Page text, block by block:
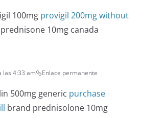
100mg provigil 200mg without
prednisone 10mg canada
las 4:33 am Enlace permanente
500mg generic purchase
brand prednisolone 10mg